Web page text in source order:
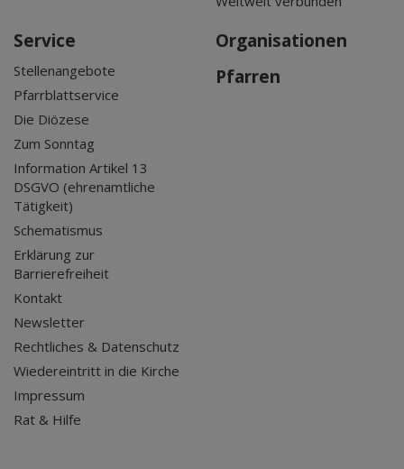
Service
Stellenangebote
Pfarrblattservice
Die Diözese
Zum Sonntag
Information Artikel 13
DSGVO (ehrenamtliche
Tätigkeit)
Schematismus
Erklärung zur
Barrierefreiheit
Kontakt
Newsletter
Rechtliches & Datenschutz
Wiedereintritt in die Kirche
Impressum
Rat & Hilfe
Organisationen
Pfarren